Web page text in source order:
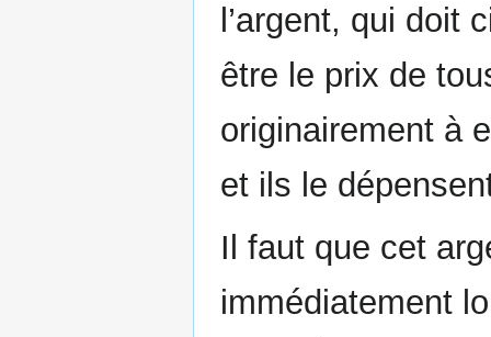
l’argent, qui doit
être le prix de
originairement à
et ils le
Il faut que cet
immédiatement